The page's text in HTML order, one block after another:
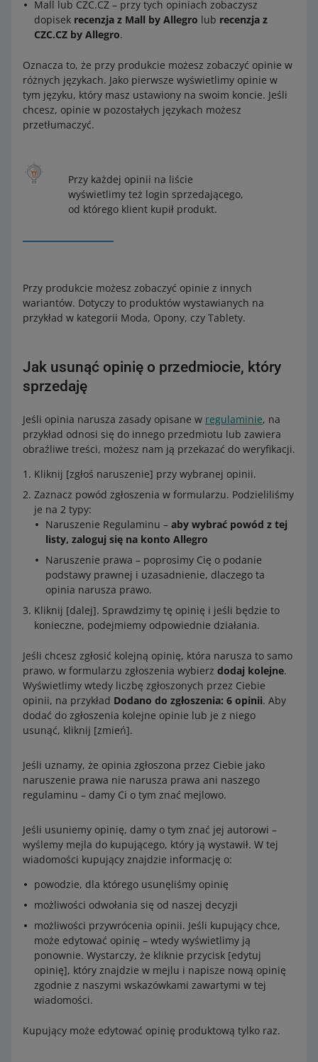
Mall lub CZC.CZ – przy tych opiniach zobaczysz
dopisek recenzja z Mall by Allegro lub recenzja z
CZC.CZ by Allegro.
Oznacza to, że przy produkcie możesz zobaczyć opinie w
różnych językach. Jako pierwsze wyświetlimy opinie w
tym języku, który masz ustawiony na swoim koncie. Jeśli
chcesz, opinie w pozostałych językach możesz
przetłumaczyć.
Przy każdej opinii na liście
wyświetlimy też login sprzedającego,
od którego klient kupił produkt.
Przy produkcie możesz zobaczyć opinie z innych
wariantów. Dotyczy to produktów wystawianych na
przykład w kategorii Moda, Opony, czy Tablety.
Jak usunąć opinię o przedmiocie, który
sprzedaję
Jeśli opinia narusza zasady opisane w regulaminie, na
przykład odnosi się do innego przedmiotu lub zawiera
obraźliwe treści, możesz nam ją przekazać do weryfikacji.
Kliknij [zgłoś naruszenie] przy wybranej opinii.
Zaznacz powód zgłoszenia w formularzu. Podzieliliśmy
je na 2 typy:
Naruszenie Regulaminu – aby wybrać powód z tej
listy, zaloguj się na konto Allegro
Naruszenie prawa – poprosimy Cię o podanie
podstawy prawnej i uzasadnienie, dlaczego ta
opinia narusza prawo.
Kliknij [dalej]. Sprawdzimy tę opinię i jeśli będzie to
konieczne, podejmiemy odpowiednie działania.
Jeśli chcesz zgłosić kolejną opinię, która narusza to samo
prawo, w formularzu zgłoszenia wybierz dodaj kolejne.
Wyświetlimy wtedy liczbę zgłoszonych przez Ciebie
opinii, na przykład Dodano do zgłoszenia: 6 opinii. Aby
dodać do zgłoszenia kolejne opinie lub je z niego
usunąć, kliknij [zmień].
Jeśli uznamy, że opinia zgłoszona przez Ciebie jako
naruszenie prawa nie narusza prawa ani naszego
regulaminu – damy Ci o tym znać mejlowo.
Jeśli usuniemy opinię, damy o tym znać jej autorowi –
wyślemy mejla do kupującego, który ją wystawił. W tej
wiadomości kupujący znajdzie informację o:
powodzie, dla którego usunęliśmy opinię
możliwości odwołania się od naszej decyzji
możliwości przywrócenia opinii. Jeśli kupujący chce,
może edytować opinię – wtedy wyświetlimy ją
ponownie. Wystarczy, że kliknie przycisk [edytuj
opinię], który znajdzie w mejlu i napisze nową opinię
zgodnie z naszymi wskazówkami zawartymi w tej
wiadomości.
Kupujący może edytować opinię produktową tylko raz.